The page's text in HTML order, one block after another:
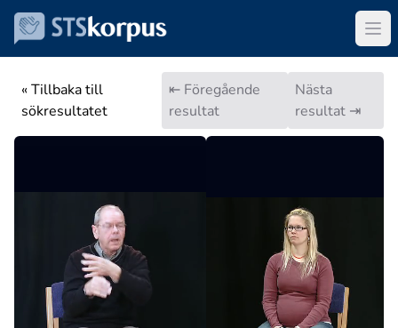
« Tillbaka till
sökresultatet
⇤ Föregående
resultat
Nästa
resultat ⇥